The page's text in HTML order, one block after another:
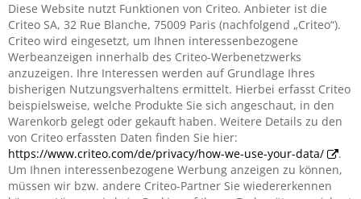
Diese Website nutzt Funktionen von Criteo. Anbieter ist die
Criteo SA, 32 Rue Blanche, 75009 Paris (nachfolgend „Criteo“).
Criteo wird eingesetzt, um Ihnen interessenbezogene
Werbeanzeigen innerhalb des Criteo-Werbenetzwerks
anzuzeigen. Ihre Interessen werden auf Grundlage Ihres
bisherigen Nutzungsverhaltens ermittelt. Hierbei erfasst Criteo
beispielsweise, welche Produkte Sie sich angeschaut, in den
Warenkorb gelegt oder gekauft haben. Weitere Details zu den
von Criteo erfassten Daten finden Sie hier:
https://www.criteo.com/de/privacy/how-we-use-your-data/
.
Um Ihnen interessenbezogene Werbung anzeigen zu können,
müssen wir bzw. andere Criteo-Partner Sie wiedererkennen